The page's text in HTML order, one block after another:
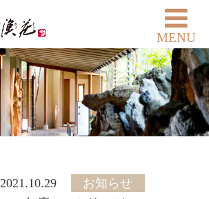
MENU
2021.10.29
お知らせ